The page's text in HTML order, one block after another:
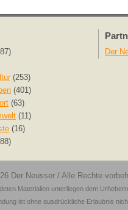
(253)
(401)
(63)
(11)
(16)
Der
Der Neusser/ Alle Rechte
Materialien unterliegen dem
ist ohne ausdrückliche Erlaubnis